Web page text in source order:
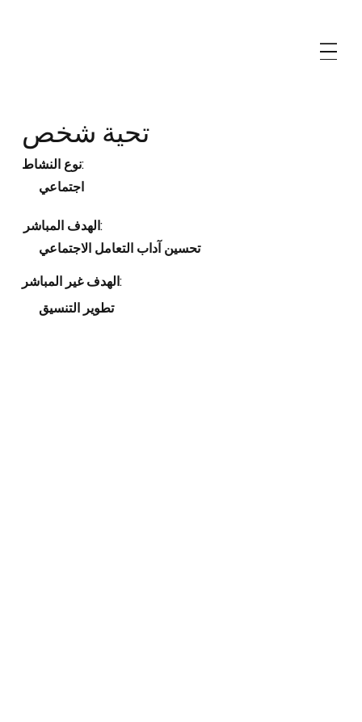
تحية شخص
نوع النشاط:
اجتماعي
الهدف المباشر:
تحسين آداب التعامل الاجتماعي
الهدف غير المباشر:
تطوير التنسيق